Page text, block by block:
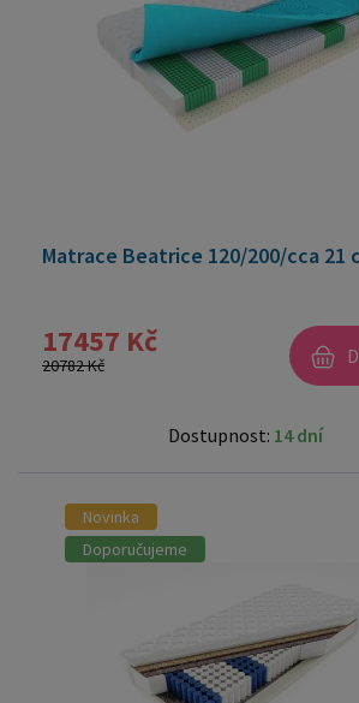
Matrace Beatrice 120/200/cca 21
17457 Kč
20782 Kč
Dostupnost: 14 dní
Novinka
Doporučujeme